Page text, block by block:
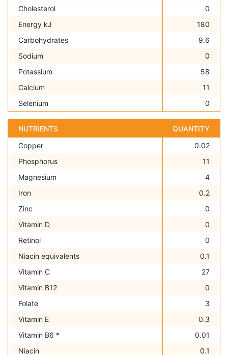
Cholesterol
0
Energy kJ
180
Carbohydrates
9.6
Sodium
0
Potassium
58
Calcium
11
Selenium
0
NUTRIENTS
QUANTITY
Copper
0.02
Phosphorus
11
Magnesium
4
Iron
0.2
Zinc
0
Vitamin D
0
Retinol
0
Niacin equivalents
0.1
Vitamin C
27
Vitamin B12
0
Folate
3
Vitamin E
0.3
Vitamin B6 *
0.01
Niacin
0.1